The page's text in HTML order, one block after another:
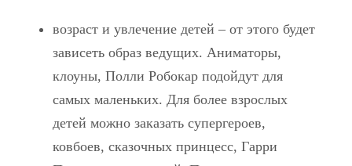
возраст и увлечение детей – от этого будет
зависеть образ ведущих. Аниматоры,
клоуны, Полли Робокар подойдут для
самых маленьких. Для более взрослых
детей можно заказать супергероев,
ковбоев, сказочных принцесс, Гарри